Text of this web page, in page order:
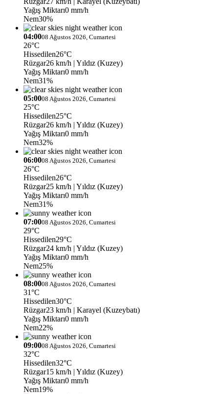
Yağış Miktarı0 mm/h
Nem30%
04:0008 Ağustos 2026, Cumartesi
26°C
Hissedilen26°C
Rüzgar26 km/h | Yıldız (Kuzey)
Yağış Miktarı0 mm/h
Nem31%
05:0008 Ağustos 2026, Cumartesi
25°C
Hissedilen25°C
Rüzgar26 km/h | Yıldız (Kuzey)
Yağış Miktarı0 mm/h
Nem32%
06:0008 Ağustos 2026, Cumartesi
26°C
Hissedilen26°C
Rüzgar25 km/h | Yıldız (Kuzey)
Yağış Miktarı0 mm/h
Nem31%
07:0008 Ağustos 2026, Cumartesi
29°C
Hissedilen29°C
Rüzgar24 km/h | Yıldız (Kuzey)
Yağış Miktarı0 mm/h
Nem25%
08:0008 Ağustos 2026, Cumartesi
31°C
Hissedilen30°C
Rüzgar23 km/h | Karayel (Kuzeybatı)
Yağış Miktarı0 mm/h
Nem22%
09:0008 Ağustos 2026, Cumartesi
32°C
Hissedilen32°C
Rüzgar15 km/h | Yıldız (Kuzey)
Yağış Miktarı0 mm/h
Nem19%